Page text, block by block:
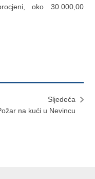
oko 30.000,00
Sljedeća
na kući u Nevincu